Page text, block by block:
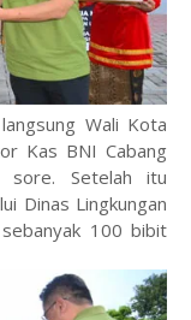
Wali Kota
Kas BNI Cabang
sore. Setelah itu
Dinas Lingkungan
100 bibit